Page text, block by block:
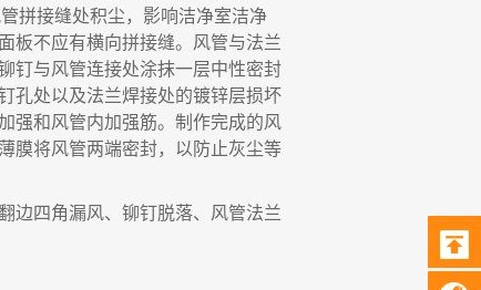
拼接缝处积尘 ， 影响洁净室洁净
板不应有横向拼接缝。风管与法兰
钉与风管连接处涂抹一层中性密封
孔处以及法兰焊接处的镀锌层损坏
强和风管内加强筋。制作完成的风
膜将风管两端密封，以防止灰尘等
边四角漏风、铆钉脱落、风管法兰